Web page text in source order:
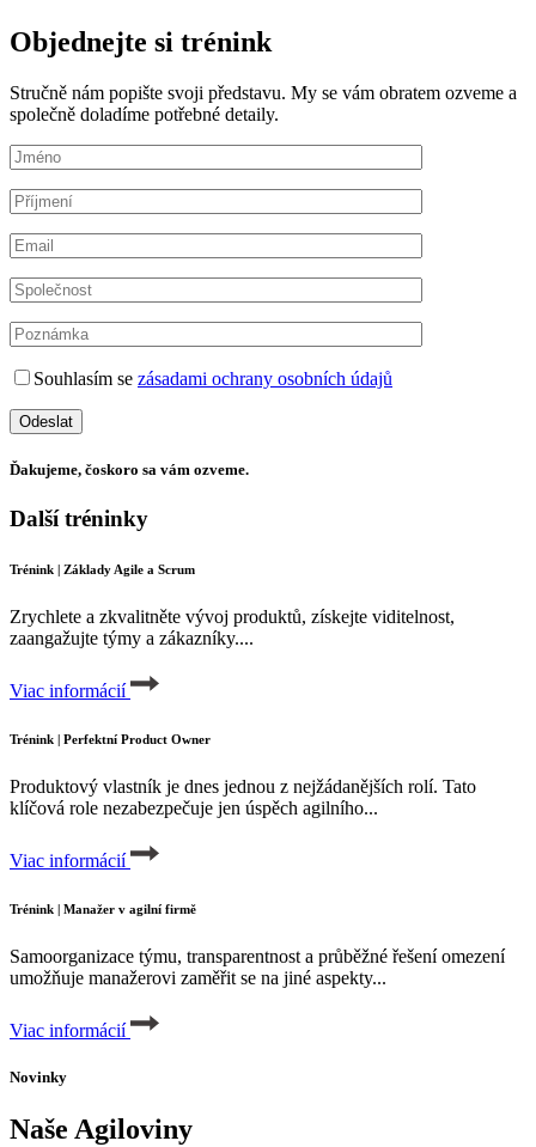
Objednejte si trénink
Stručně nám popište svoji představu. My se vám obratem ozveme a
společně doladíme potřebné detaily.
Souhlasím se zásadami ochrany osobních údajů
Ďakujeme, čoskoro sa vám ozveme.
Další tréninky
Trénink | Základy Agile a Scrum
Zrychlete a zkvalitněte vývoj produktů, získejte viditelnost,
zaangažujte týmy a zákazníky....
Viac informácií
Trénink | Perfektní Product Owner
Produktový vlastník je dnes jednou z nejžádanějších rolí. Tato
klíčová role nezabezpečuje jen úspěch agilního...
Viac informácií
Trénink | Manažer v agilní firmě
Samoorganizace týmu, transparentnost a průběžné řešení omezení
umožňuje manažerovi zaměřit se na jiné aspekty...
Viac informácií
Novinky
Naše Agiloviny